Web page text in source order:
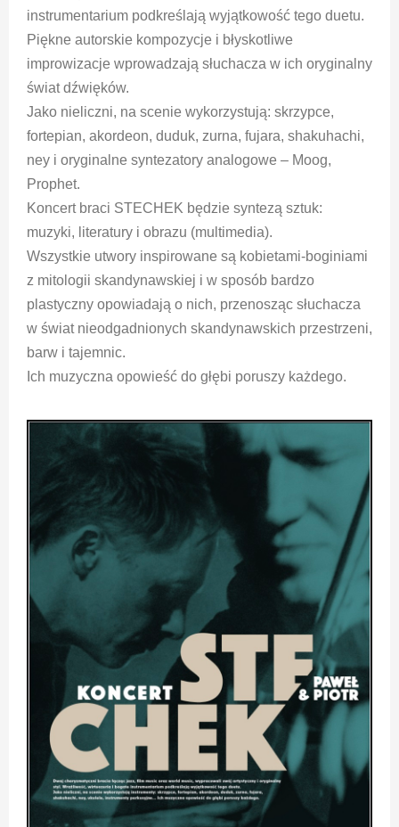
instrumentarium podkreślają wyjątkowość tego duetu.
Piękne autorskie kompozycje i błyskotliwe
improwizacje wprowadzają słuchacza w ich oryginalny
świat dźwięków.
Jako nieliczni, na scenie wykorzystują: skrzypce,
fortepian, akordeon, duduk, zurna, fujara, shakuhachi,
ney i oryginalne syntezatory analogowe – Moog,
Prophet.
Koncert braci STECHEK będzie syntezą sztuk:
muzyki, literatury i obrazu (multimedia).
Wszystkie utwory inspirowane są kobietami-boginiami
z mitologii skandynawskiej i w sposób bardzo
plastyczny opowiadają o nich, przenosząc słuchacza
w świat nieodgadnionych skandynawskich przestrzeni,
barw i tajemnic.
Ich muzyczna opowieść do głębi poruszy każdego.